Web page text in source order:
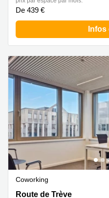
De 439 €
Coworking
Route de Trève
Route de Trève